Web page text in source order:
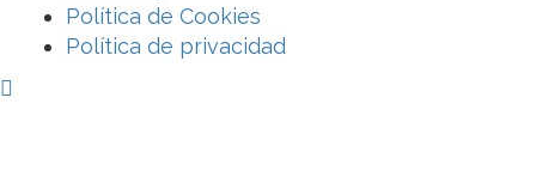
Política de Cookies
Política de privacidad